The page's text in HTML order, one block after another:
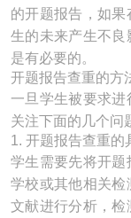
的开题报告，如
生的未来产生不
是有必要的。
开题报告查重的方
一旦学生被要求
关注下面的几个问
1. 开题报告查重的
学生需要先将开题
学校或其他相关检
文献进行分析，检